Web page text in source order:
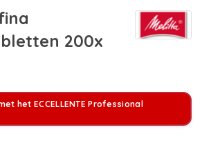
200x
het ECCELLENTE Professional